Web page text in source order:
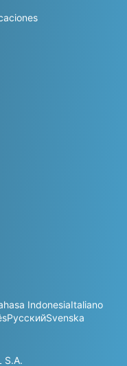
IndonesiaItaliano
РусскийSvenska
S.A.